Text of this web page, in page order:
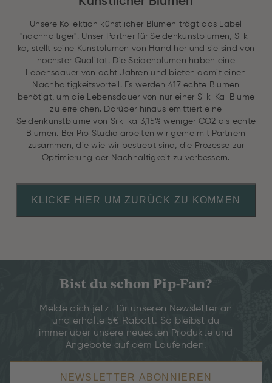
Unsere Kollektion künstlicher Blumen trägt das Label
"nachhaltiger". Unser Partner für Seidenkunstblumen, Silk-
ka, stellt seine Kunstblumen von Hand her und sie sind von
höchster Qualität. Die Seidenblumen haben eine
Lebensdauer von acht Jahren und bieten damit einen
Nachhaltigkeitsvorteil. Es werden 417 echte Blumen
benötigt, um die Lebensdauer von nur einer Silk-Ka-Blume
zu erreichen. Darüber hinaus emittiert eine
Seidenkunstblume von Silk-ka 3,15% weniger CO2 als echte
Blumen. Bei Pip Studio arbeiten wir gerne mit Partnern
zusammen, die wie wir bestrebt sind, die Prozesse zur
Optimierung der Nachhaltigkeit zu verbessern.
KLICKE HIER UM ZURÜCK ZU KOMMEN
Bist du schon Pip-Fan?
Melde dich jetzt für unseren Newsletter an
und erhalte 5€ Rabatt. So bleibst du
immer über unsere neuesten Produkte und
Angebote auf dem Laufenden.
NEWSLETTER ABONNIEREN